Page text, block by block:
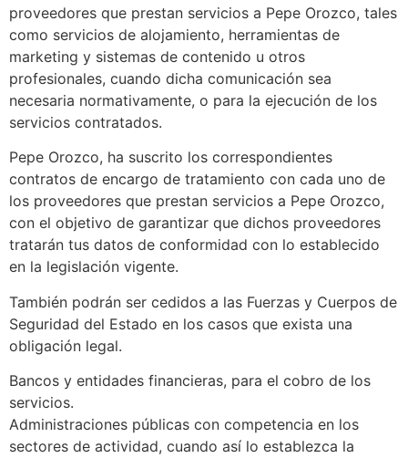
proveedores que prestan servicios a Pepe Orozco, tales
como servicios de alojamiento, herramientas de
marketing y sistemas de contenido u otros
profesionales, cuando dicha comunicación sea
necesaria normativamente, o para la ejecución de los
servicios contratados.
Pepe Orozco, ha suscrito los correspondientes
contratos de encargo de tratamiento con cada uno de
los proveedores que prestan servicios a Pepe Orozco,
con el objetivo de garantizar que dichos proveedores
tratarán tus datos de conformidad con lo establecido
en la legislación vigente.
También podrán ser cedidos a las Fuerzas y Cuerpos de
Seguridad del Estado en los casos que exista una
obligación legal.
Bancos y entidades financieras, para el cobro de los
servicios.
Administraciones públicas con competencia en los
sectores de actividad, cuando así lo establezca la